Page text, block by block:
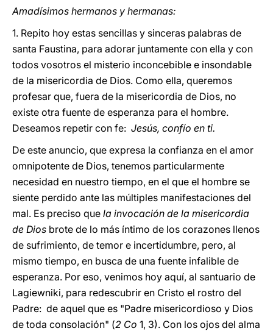
Amadísimos hermanos y hermanas:
1. Repito hoy estas sencillas y sinceras palabras de
santa Faustina, para adorar juntamente con ella y con
todos vosotros el misterio inconcebible e insondable
de la misericordia de Dios. Como ella, queremos
profesar que, fuera de la misericordia de Dios, no
existe otra fuente de esperanza para el hombre.
Deseamos repetir con fe: Jesús, confío en ti.
De este anuncio, que expresa la confianza en el amor
omnipotente de Dios, tenemos particularmente
necesidad en nuestro tiempo, en el que el hombre se
siente perdido ante las múltiples manifestaciones del
mal. Es preciso que la invocación de la misericordia
de Dios brote de lo más íntimo de los corazones llenos
de sufrimiento, de temor e incertidumbre, pero, al
mismo tiempo, en busca de una fuente infalible de
esperanza. Por eso, venimos hoy aquí, al santuario de
Lagiewniki, para redescubrir en Cristo el rostro del
Padre: de aquel que es "Padre misericordioso y Dios
de toda consolación" (2 Co 1, 3). Con los ojos del alma